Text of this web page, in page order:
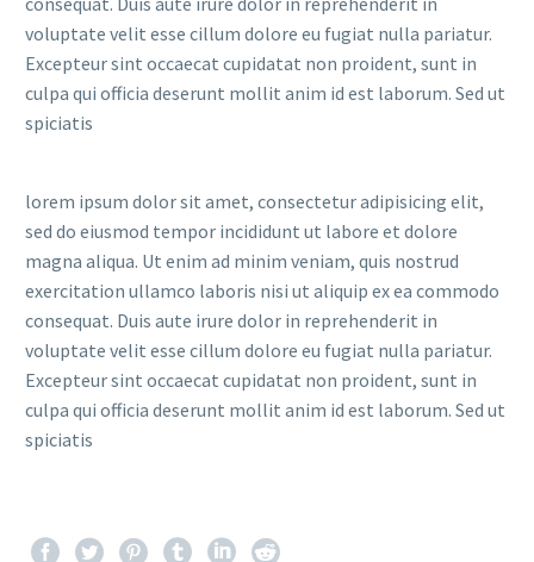
voluptate velit esse cillum dolore eu fugiat nulla pariatur.
Excepteur sint occaecat cupidatat non proident, sunt in
culpa qui officia deserunt mollit anim id est laborum. Sed ut
spiciatis
lorem ipsum dolor sit amet, consectetur adipisicing elit,
sed do eiusmod tempor incididunt ut labore et dolore
magna aliqua. Ut enim ad minim veniam, quis nostrud
exercitation ullamco laboris nisi ut aliquip ex ea commodo
consequat. Duis aute irure dolor in reprehenderit in
voluptate velit esse cillum dolore eu fugiat nulla pariatur.
Excepteur sint occaecat cupidatat non proident, sunt in
culpa qui officia deserunt mollit anim id est laborum. Sed ut
spiciatis